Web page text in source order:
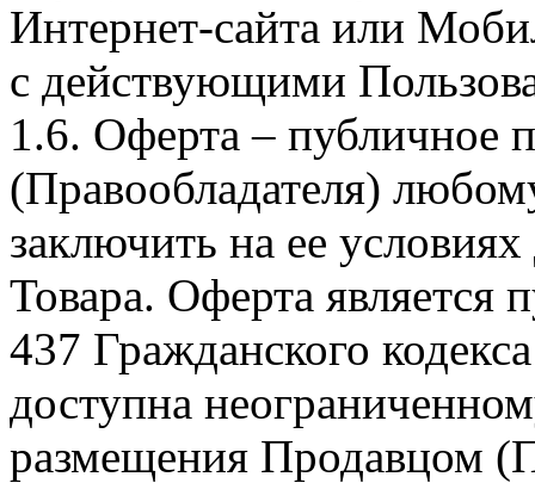
Интернет-сайта или
с действующими
1.6. Оферта – публичное
(Правообладателя)
заключить на ее
Товара. Оферта является
437 Гражданского
доступна
размещения Продавцом